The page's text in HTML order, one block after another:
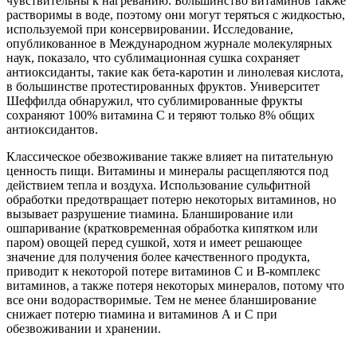
растворимы в воде, поэтому они могут теряться с жидкостью,
используемой при консервировании. Исследование,
опубликованное в Международном журнале молекулярных
наук, показало, что сублимационная сушка сохраняет
антиоксиданты, такие как бета-каротин и линолевая кислота,
в большинстве протестированных фруктов. Университет
Шеффилда обнаружил, что сублимированные фрукты
сохраняют 100% витамина С и теряют только 8% общих
антиоксидантов.
Классическое обезвоживание также влияет на питательную
ценность пищи. Витамины и минералы расщепляются под
действием тепла и воздуха. Использование сульфитной
обработки предотвращает потерю некоторых витаминов, но
вызывает разрушение тиамина. Бланширование или
ошпаривание (кратковременная обработка кипятком или
паром) овощей перед сушкой, хотя и имеет решающее
значение для получения более качественного продукта,
приводит к некоторой потере витаминов C и B-комплекс
витаминов, а также потеря некоторых минералов, потому что
все они водорастворимые. Тем не менее бланширование
снижает потерю тиамина и витаминов А и С при
обезвоживании и хранении.